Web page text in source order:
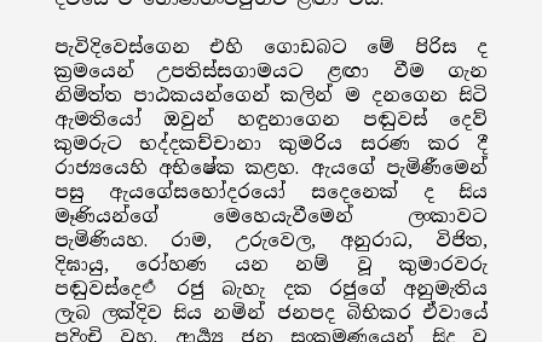
පැවිදිවෙස්ගෙන එහි ගොඩබට මේ පිරිස ද
ක්‍රමයෙන් උපතිස්සගාමයට ළඟා වීම ගැන
නිමිත්ත පාඨකයන්ගෙන් කලින් ම දනගෙන සිටි
ඇමතියෝ ඔවුන් හඳුනාගෙන පඬුවස් දෙව්
කුමරුට භද්දකච්චානා කුමරිය සරණ කර දී
රාජ්‍යයෙහි අභිෂේක කළහ. ඇයගේ පැමිණීමෙන්
පසු ඇයගේසහෝදරයෝ සදෙනෙක් ද සිය
මෑණියන්ගේ මෙහෙයැවීමෙන් ලංකාවට
පැමිණියහ. රාම, උරුවෙල, අනුරාධ, විජිත,
දිඝායු, රෝහණ යන නම් වූ කුමාරවරු
පඬුවස්දෙలి රජු බැහැ දක රජුගේ අනුමැතිය
ලැබ ලක්දිව සිය නමින් ජනපද බිභිකර ඒවායේ
පදිංචි වූහ. ආර්‍ය්‍ය ජන සංක්‍රමණයෙන් සිදු වූ